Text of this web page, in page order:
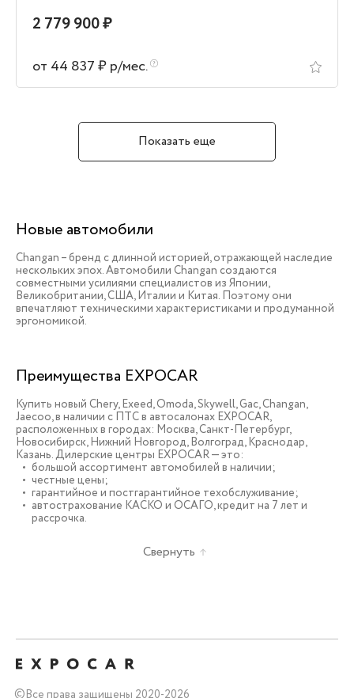
2 779 900 ₽
от 44 837 ₽ р/мес.
Показать еще
Новые автомобили
Changan – бренд с длинной историей, отражающей наследие
нескольких эпох. Автомобили Changan создаются
совместными усилиями специалистов из Японии,
Великобритании, США, Италии и Китая. Поэтому они
впечатляют техническими характеристиками и продуманной
эргономикой.
Преимущества EXPOCAR
Купить новый Chery, Exeed, Omoda, Skywell, Gac, Changan,
Jaecoo, в наличии c ПТС в автосалонах EXPOCAR,
расположенных в городах: Москва, Санкт-Петербург,
Новосибирск, Нижний Новгород, Волгоград, Краснодар,
Казань. Дилерские центры EXPOCAR — это:
большой ассортимент автомобилей в наличии;
честные цены;
гарантийное и постгарантийное техобслуживание;
автострахование КАСКО и ОСАГО, кредит на 7 лет и
рассрочка.
Свернуть
©Все права защищены 2020-2026